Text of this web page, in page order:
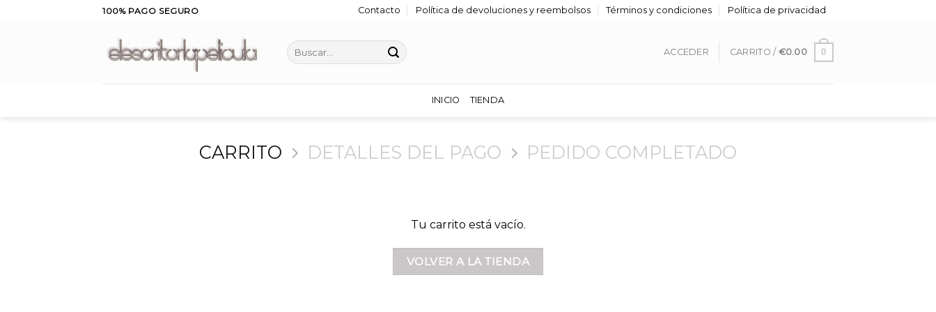
100% PAGO SEGURO Contacto Política de devoluciones y reembolsos Términos y condiciones Política de privacidad
Buscar
por:
ACCEDER CARRITO / €0.00 0
INICIO TIENDA
CARRITO DETALLES DEL PAGO PEDIDO COMPLETADO
Tu carrito está vacío.
VOLVER A LA TIENDA